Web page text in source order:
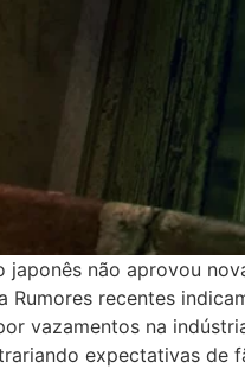
japonês não aprovou
Rumores recentes
vazamentos na
expectativas de